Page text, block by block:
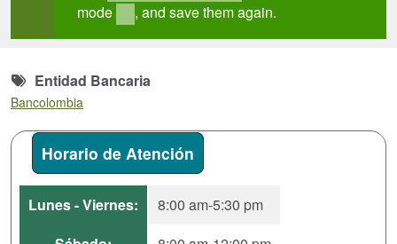
mode
, and save them again.
Entidad Bancaria
Bancolombia
Horario de Atención
Lunes - Viernes:
8:00 am-5:30 pm